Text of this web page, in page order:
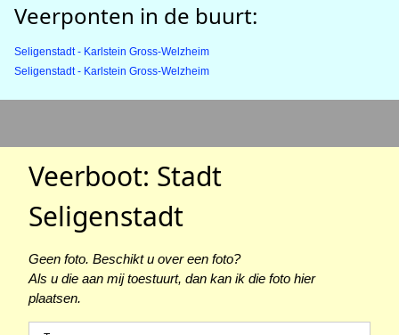
Veerponten in de buurt:
Seligenstadt - Karlstein Gross-Welzheim
Seligenstadt - Karlstein Gross-Welzheim
Veerboot: Stadt
Seligenstadt
Geen foto. Beschikt u over een foto?
Als u die aan mij toestuurt, dan kan ik die foto hier
plaatsen.